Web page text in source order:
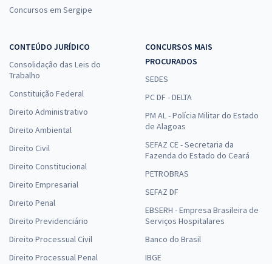
Concursos em Sergipe
CONTEÚDO JURÍDICO
Consolidação das Leis do
Trabalho
Constituição Federal
Direito Administrativo
Direito Ambiental
Direito Civil
Direito Constitucional
Direito Empresarial
Direito Penal
Direito Previdenciário
Direito Processual Civil
Direito Processual Penal
CONCURSOS MAIS
PROCURADOS
SEDES
PC DF - DELTA
PM AL - Polícia Militar do Estado
de Alagoas
SEFAZ CE - Secretaria da
Fazenda do Estado do Ceará
PETROBRAS
SEFAZ DF
EBSERH - Empresa Brasileira de
Serviços Hospitalares
Banco do Brasil
IBGE